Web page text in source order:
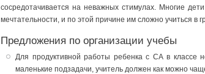
сосредотачивается на неважных стимулах. Многие
мечтательности, и по этой причине им сложно учиться в
Предложения по организации учебы
Для продуктивной работы ребенка с СА в классе
маленькие подзадачи, учитель должен как можно